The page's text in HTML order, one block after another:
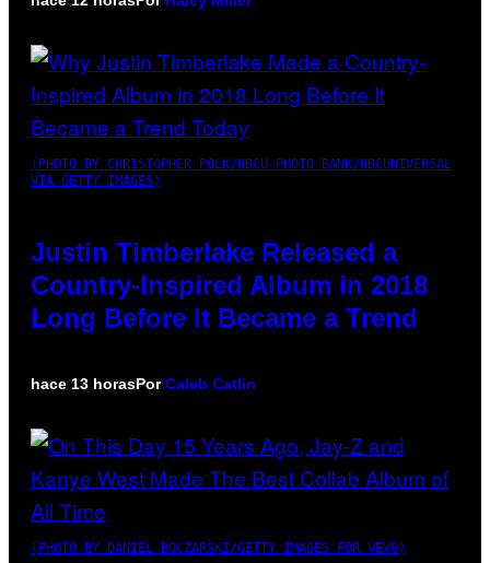
(PHOTO BY CHRISTOPHER POLK/NBCU PHOTO BANK/NBCUNIVERSAL
VIA GETTY IMAGES)
Justin Timberlake Released a
Country-Inspired Album in 2018
Long Before It Became a Trend
hace 13 horasPorCaleb Catlin
(PHOTO BY DANIEL BOCZARSKI/GETTY IMAGES FOR VEVO)